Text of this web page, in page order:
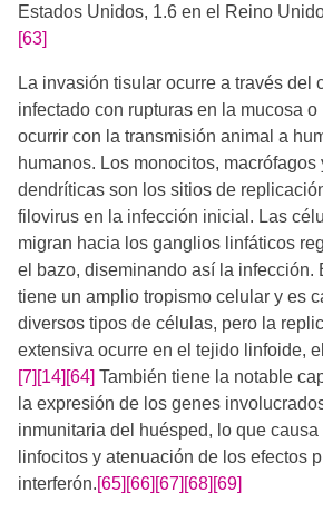
Estados Unidos, 1.6 en el Reino
[63]
La invasión tisular ocurre a través del
infectado con rupturas en la mucosa
ocurrir con la transmisión animal a
humanos. Los monocitos, macrófagos
dendríticas son los sitios de
filovirus en la infección inicial. Las
migran hacia los ganglios linfáticos
el bazo, diseminando así la infección.
tiene un amplio tropismo celular y es
diversos tipos de células, pero la
extensiva ocurre en el tejido linfoide,
[7] [14] [64] También tiene la notable
la expresión de los genes
inmunitaria del huésped, lo que
linfocitos y atenuación de los efectos
interferón.[65] [66] [67] [68] [69]